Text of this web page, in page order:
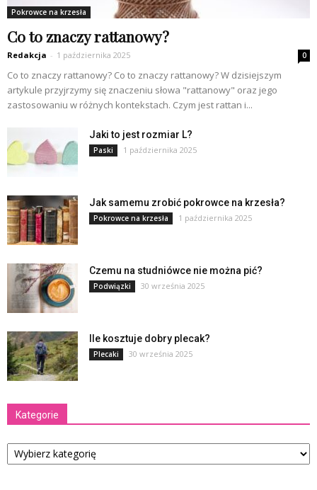
Pokrowce na krzesła
Co to znaczy rattanowy?
Redakcja - 1 października 2025 0
Co to znaczy rattanowy? Co to znaczy rattanowy? W dzisiejszym
artykule przyjrzymy się znaczeniu słowa "rattanowy" oraz jego
zastosowaniu w różnych kontekstach. Czym jest rattan i...
Jaki to jest rozmiar L?
Paski 1 października 2025
Jak samemu zrobić pokrowce na krzesła?
Pokrowce na krzesła 1 października 2025
Czemu na studniówce nie można pić?
Podwiązki 30 września 2025
Ile kosztuje dobry plecak?
Plecaki 30 września 2025
Kategorie
Kategorie